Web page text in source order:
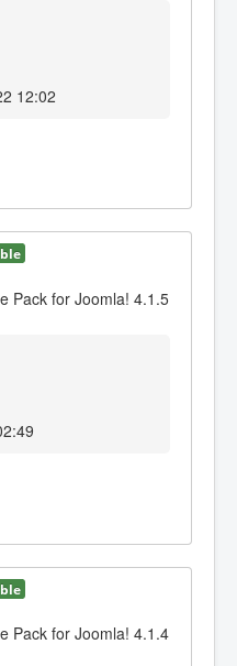
12:02
Pack for Joomla! 4.1.5
Pack for Joomla! 4.1.4